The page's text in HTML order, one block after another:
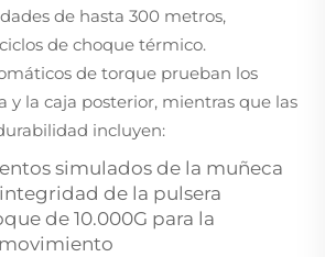
de hasta 300 metros,
de choque térmico.
de torque prueban los
y la caja posterior, mientras que las
incluyen:
simulados de la muñeca
de la pulsera
de 10.000G para la